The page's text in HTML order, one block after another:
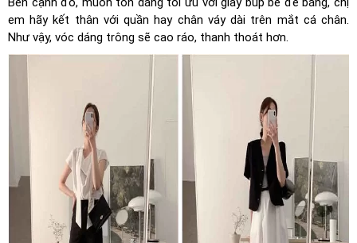
em hãy kết thân với quần hay chân váy dài trên mắt cá chân.
Như vậy, vóc dáng trông sẽ cao ráo, thanh thoát hơn.